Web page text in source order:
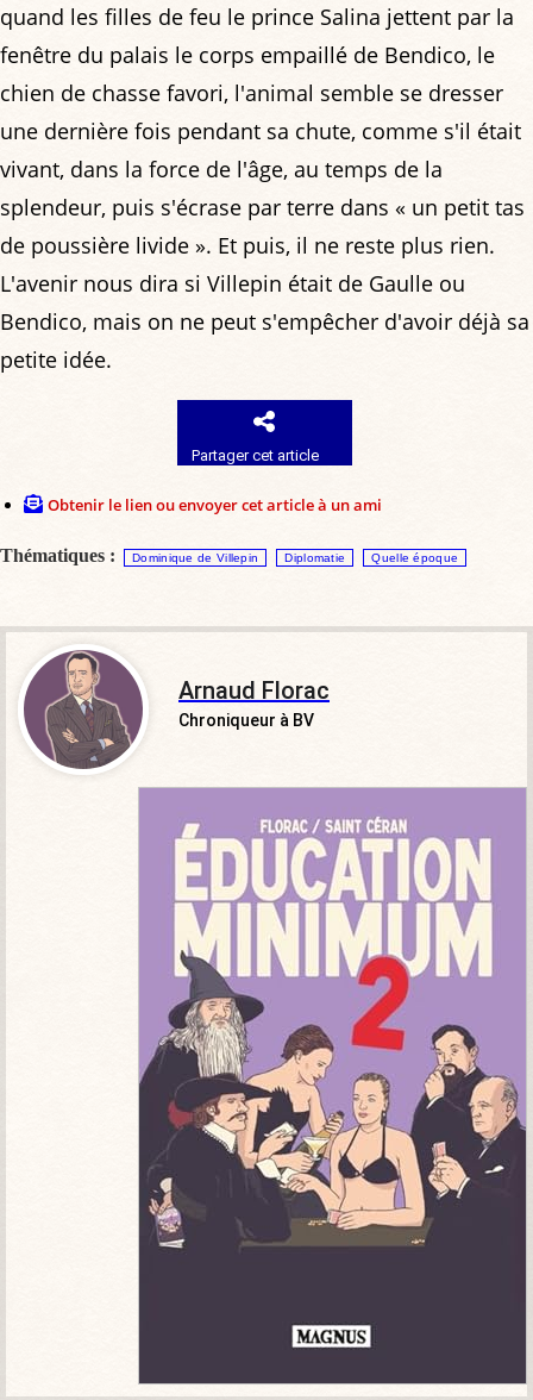
quand les filles de feu le prince Salina jettent par la
fenêtre du palais le corps empaillé de Bendico, le
chien de chasse favori, l'animal semble se dresser
une dernière fois pendant sa chute, comme s'il était
vivant, dans la force de l'âge, au temps de la
splendeur, puis s'écrase par terre dans « un petit tas
de poussière livide ». Et puis, il ne reste plus rien.
L'avenir nous dira si Villepin était de Gaulle ou
Bendico, mais on ne peut s'empêcher d'avoir déjà sa
petite idée.
Partager cet article
Obtenir le lien ou envoyer cet article à un ami
Thématiques : Dominique de Villepin Diplomatie Quelle époque
Arnaud Florac
Chroniqueur à BV